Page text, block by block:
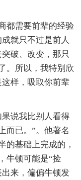
都需要前辈的经验
就只不过是前人
破、改变，那只
。所以，我特别欣
样，吸取你前辈
说我比别人看得
而已。”。他著名
的基础上完成的，
牛顿可能是“捡
来，偏偏牛顿发